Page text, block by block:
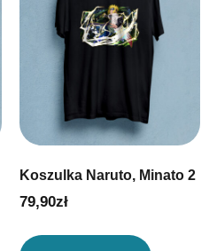
Koszulka Naruto, Minato 2
79,90zł